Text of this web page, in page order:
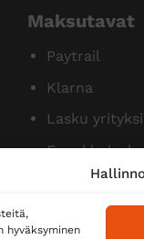
Maksutavat
Paytrail
Klarna
Lasku